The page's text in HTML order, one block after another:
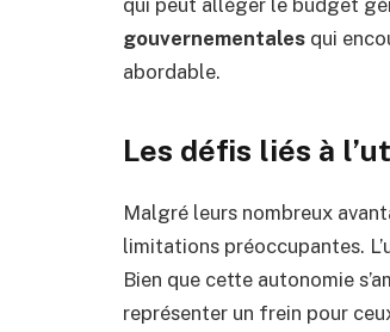
qui peut alléger le budget
gouvernementales qui
abordable.
Les défis liés à
Malgré leurs nombreux
limitations préoccupantes.
Bien que cette autonomie
représenter un frein pour